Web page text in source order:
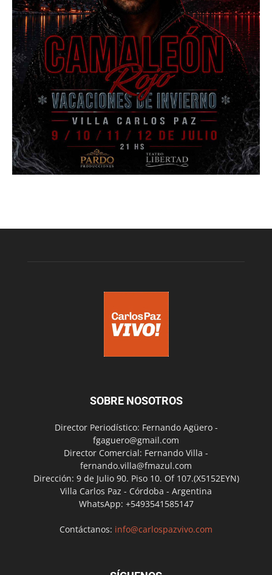
SOBRE NOSOTROS
Director Periodístico: Fernando Agüero -
fgaguero@gmail.com
Director Comercial: Fernando Villa -
fernando.villa@fmazul.com
Dirección: 9 de Julio 90. Piso 10. Of 107.(X5152EYN)
Villa Carlos Paz - Córdoba - Argentina
WhatsApp: +5493541585147
Contáctanos: info@carlospazvivo.com